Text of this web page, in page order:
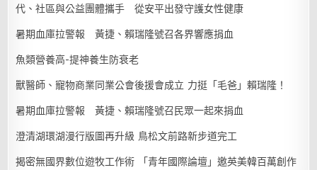
代、社區與公益團體攜手 從安平出發守護女性健康
暑期血庫拉警報 黃捷、賴瑞隆號召各界響應捐血
魚類營養高-提神養生防衰老
獸醫師、寵物商業同業公會後援會成立 力挺「毛爸」賴瑞隆！
暑期血庫拉警報 黃捷、賴瑞隆號召民眾一起來捐血
澄清湖環湖漫行版圖再升級 鳥松文前路新步道完工
揭密無國界數位遊牧工作術 「青年國際論壇」邀英美韓百萬創作